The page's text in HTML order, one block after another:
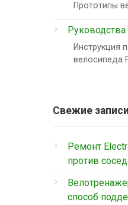
Прототипы
Руководства
Инструкция
велосипеда
Свежие записи
Ремонт
против
способ